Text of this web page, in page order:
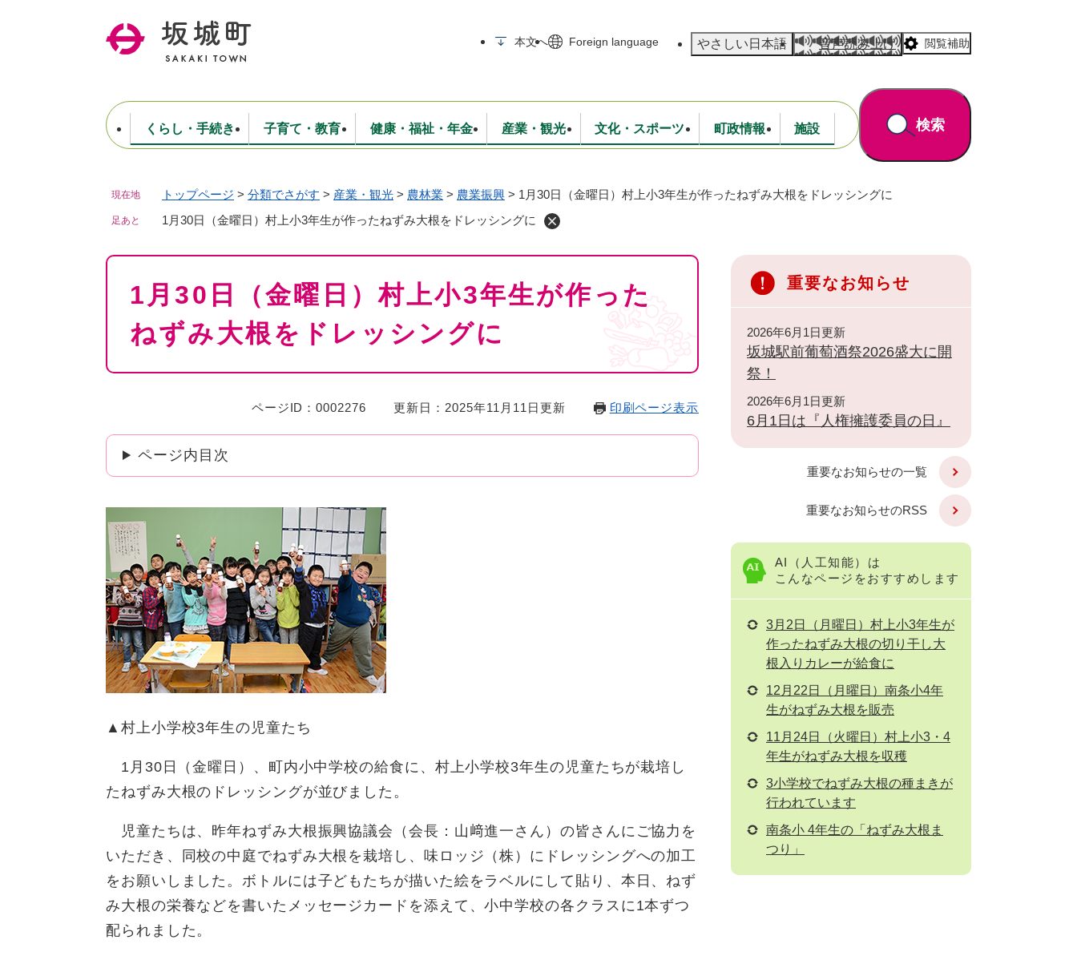
本文へ Foreign language やさしい日本語 音声読み上げ 閲覧補助
くらし・手続き
住民票・戸籍・証明 防災・行政無線 消防・救急 生活環境
道路・公園
税金
ごみ・環境・衛生 上下水道
子育て・教育
妊娠・出産・子育て 保育 学校・教育
健康・福祉・年金
健康・医療 福祉 保険・年金
産業・観光
商工業 農林業 入札・契約 観光・特産
文化・スポーツ
生涯学習・スポーツ 文化
町政情報
ようこそ町長室へ 坂城町について 統計情報 広報・広聴
財政
人事・採用・職員
選挙 行政
施設
公共施設
検索
現在地 トップページ > 分類でさがす > 産業・観光 > 農林業 > 農業振興 > 1月30日（金曜日）村上小3年生が作ったねずみ大根をドレッシングに
足あと 1月30日（金曜日）村上小3年生が作ったねずみ大根をドレッシングに
本
1月30日（金曜日）村上小3年生が作った
ねずみ大根をドレッシングに
ページID：0002276 更新日：2025年11月11日更新 印刷ページ表示
ページ内目次
▲村上小学校3年生の児童たち
1月30日（金曜日）、町内小中学校の給食に、村上小学校3年生の児童たちが栽培し
たねずみ大根のドレッシングが並びました。
児童たちは、昨年ねずみ大根振興協議会（会長：山﨑進一さん）の皆さんにご協力を
いただき、同校の中庭でねずみ大根を栽培し、味ロッジ（株）にドレッシングへの加工
をお願いしました。ボトルには子どもたちが描いた絵をラベルにして貼り、本日、ねず
み大根の栄養などを書いたメッセージカードを添えて、小中学校の各クラスに1本ずつ
配られました。
重要なお知らせ
2026年6月1日更新
坂城駅前葡萄酒祭2026盛大に開
祭！
2026年6月1日更新
6月1日は『人権擁護委員の日』
重要なお知らせの一覧
重要なお知らせのRSS
AI（人工知能）は
こんなページをおすすめします
3月2日（月曜日）村上小3年生が
作ったねずみ大根の切り干し大
根入りカレーが給食に
12月22日（月曜日）南条小4年
生がねずみ大根を販売
11月24日（火曜日）村上小3・4
年生がねずみ大根を収穫
3小学校でねずみ大根の種まきが
行われています
南条小 4年生の「ねずみ大根ま
つり」